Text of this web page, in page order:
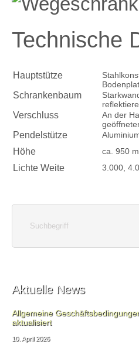
Technische
Hauptstütze
Schrankenbaum
Verschluss
An der
Pendelstütze
Höhe ca. 950
Lichte Weite 3.000,
Aktuelle News
Allgemeine
aktualisiert
10. April 2026